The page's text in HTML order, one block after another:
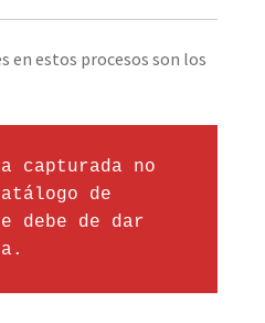
en estos procesos son los
capturada no
de
debe de dar